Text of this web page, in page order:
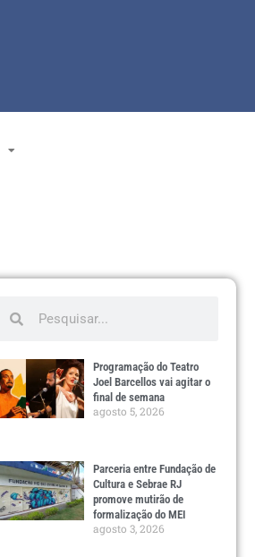
Programação do Teatro
Joel Barcellos vai agitar o
final de semana
agosto 5, 2026
Parceria entre Fundação de
Cultura e Sebrae RJ
promove mutirão de
formalização do MEI
agosto 3, 2026